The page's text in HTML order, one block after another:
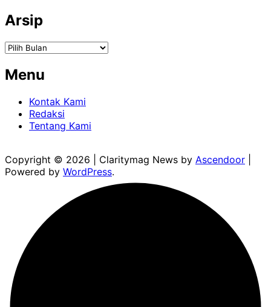
Arsip
Arsip
Menu
Kontak Kami
Redaksi
Tentang Kami
Copyright © 2026 | Claritymag News by Ascendoor
Powered by WordPress.